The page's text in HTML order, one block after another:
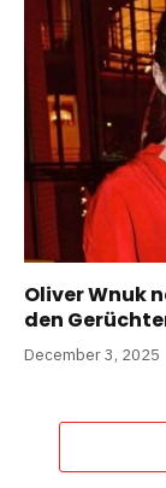
Oliver Wnuk
den
December 3, 2025